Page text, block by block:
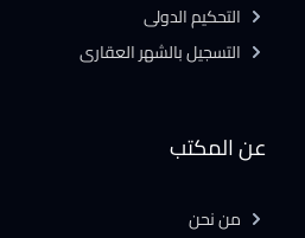
عن المكتب
من نحن
التحكيم الدولى
التسجيل بالشهر العقارى